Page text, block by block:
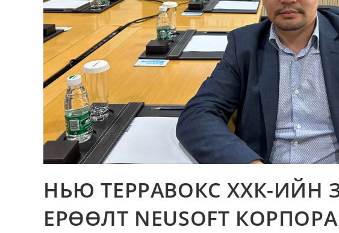
НЬЮ ТЕРРАВОКС ХХК-ИЙН
ЕРӨӨЛТ NEUSOFT